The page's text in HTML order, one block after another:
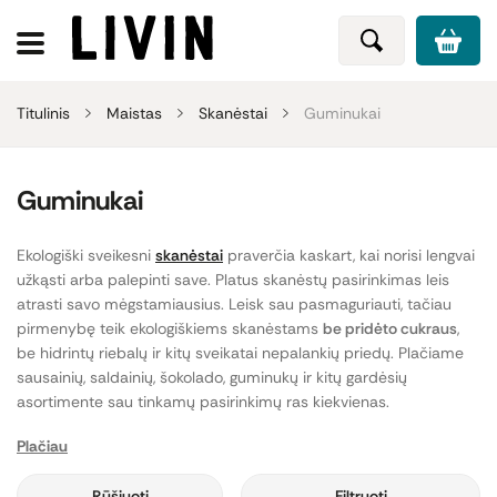
Titulinis Maistas Skanėstai Guminukai
Guminukai
Ekologiški sveikesni skanėstai praverčia kaskart, kai norisi lengvai
užkąsti arba palepinti save. Platus skanėstų pasirinkimas leis
atrasti savo mėgstamiausius. Leisk sau pasmaguriauti, tačiau
pirmenybę teik ekologiškiems skanėstams be pridėto cukraus,
be hidrintų riebalų ir kitų sveikatai nepalankių priedų. Plačiame
sausainių, saldainių, šokolado, guminukų ir kitų gardėsių
asortimente sau tinkamų pasirinkimų ras kiekvienas.
Puiki alternatyva įprastiems saldainiams yra natūraliai saldūs
Plačiau